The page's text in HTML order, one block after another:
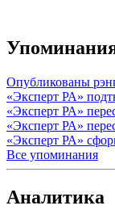
Опубликованы
«Эксперт РА»
«Эксперт РА»
«Эксперт РА»
«Эксперт РА»
Все упоминания
Аналитика